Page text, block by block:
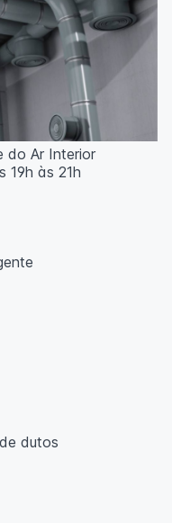
do Ar Interior
19h às 21h
dutos